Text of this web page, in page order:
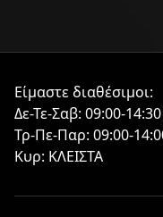
Είμαστε διαθέσιμοι:
Δε-Τε-Σαβ: 09:00-14:30
Τρ-Πε-Παρ: 09:00-
Κυρ: ΚΛΕΙΣΤΑ